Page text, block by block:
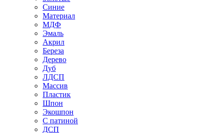
Синие
Материал
МДФ
Эмаль
Акрил
Береза
Дерево
Дуб
ЛДСП
Массив
Пластик
Шпон
Экошпон
С патиной
ДСП